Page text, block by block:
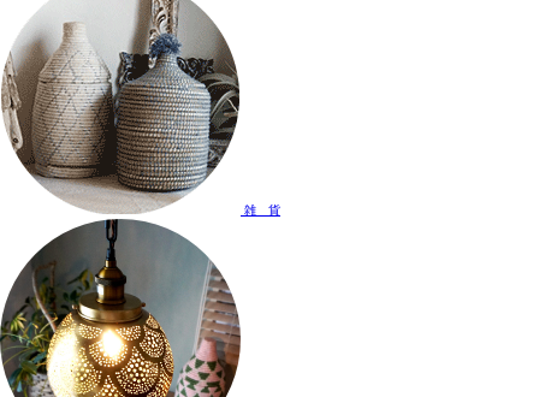
雑 貨